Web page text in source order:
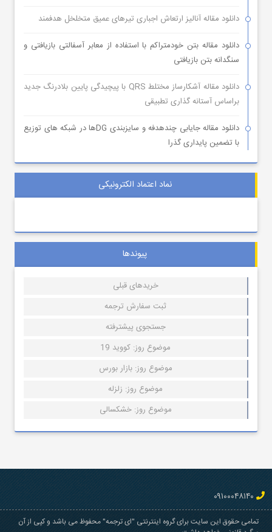
دانلود مقاله آنالیز ارتعاش اجباری تیرهای عمیق متخلخل هدفمند
دانلود مقاله بتن خودمتراکم با استفاده از معابر آسفالتی بازیافتی و
سنگدانه بتن بازیافتی
دانلود مقاله آشکارساز مختلط QRS با پیچیدگی پایین بلادرنگ جدید
براساس آستانه گذاری تطبیقی
دانلود مقاله جایابی چندهدفه و سایزبندی DGها در شبکه های توزیع
با تضمین پایداری گذرا
نماد اعتماد الکترونیکی
پیوندها
خریدهای قبلی
ثبت سفارش ترجمه
جستجوی پیشترفته
موضوع روز: کووید 19
موضوع روز: بازار بورس
موضوع روز: زلزله
موضوع روز: خشکسالی
تمامی حقوق این سایت برای گروه اینترنتی "ای ترجمه" محفوظ می باشد و کپی از آن